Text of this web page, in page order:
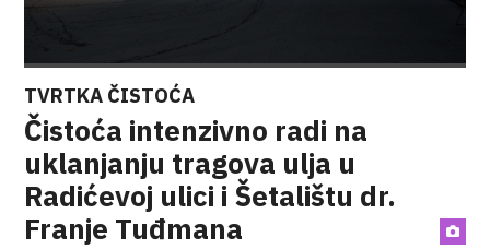
TVRTKA ČISTOĆA
Čistoća intenzivno radi na
uklanjanju tragova ulja u
Radićevoj ulici i Šetalištu dr.
Franje Tuđmana